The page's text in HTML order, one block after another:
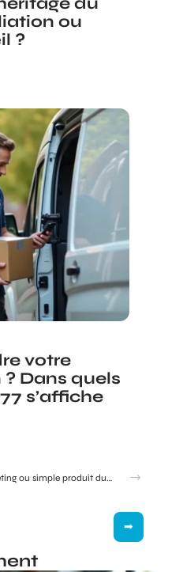
ou
?
votre
Dans quels
s’affiche
95 Sounds et l’héritage du groupe 1995 : filiation ou simple clin d’œil ?